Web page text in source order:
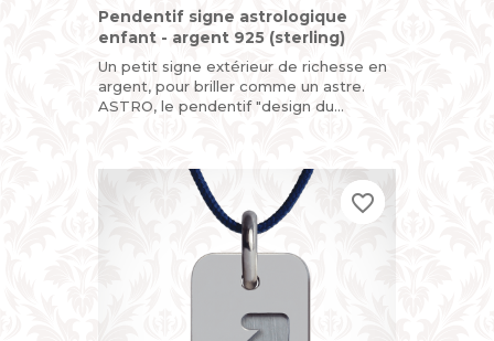
Pendentif signe astrologique
enfant - argent 925 (sterling)
Un petit signe extérieur de richesse en
argent, pour briller comme un astre.
ASTRO, le pendentif "design du
favorite_border
favorite_border
favorite_border